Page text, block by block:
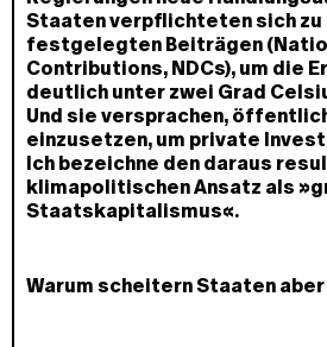
Staaten verpflichteten sich zu
festgelegten Beiträgen
Contributions, NDCs), um die
deutlich unter zwei Grad
Und sie versprachen,
einzusetzen, um private
Ich bezeichne den daraus
klimapolitischen Ansatz als
Staatskapitalismus«.
Warum scheitern Staaten aber